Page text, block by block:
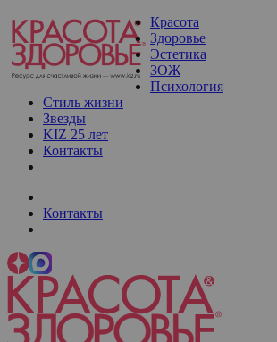
Красота
Здоровье
Эстетика
ЗОЖ
Психология
Стиль жизни
Звезды
KIZ 25 лет
Контакты
Контакты